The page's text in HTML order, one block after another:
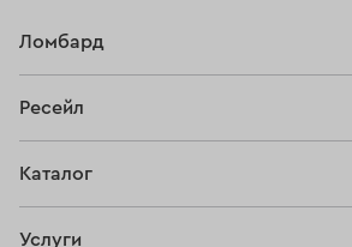
Ломбард
Тарифы
Ресейл
Каталог
Услуги